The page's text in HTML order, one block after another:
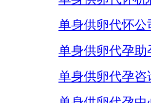
单身供卵代怀公
单身供卵代孕助
单身供卵代孕咨